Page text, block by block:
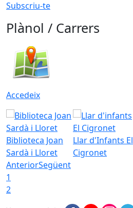
Subscriu-te
Plànol / Carrers
Accedeix
Biblioteca Joan
Sardà i Lloret
Llar d'Infants El
Cigronet
AnteriorSegüent
1
2